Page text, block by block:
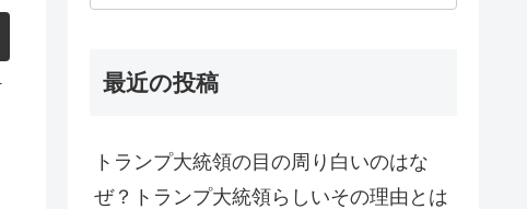
最近の投稿
トランプ大統領の目の周り白いのはな
ぜ？トランプ大統領らしいその理由とは